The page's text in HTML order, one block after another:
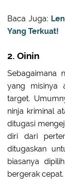
Baca Juga:
Yang Terkuat!
2. Oinin
Sebagaimana
yang misinya
target.
ninja kriminal
ditugasi
diri dari
ditugaskan
biasanya
bergerak cepat.